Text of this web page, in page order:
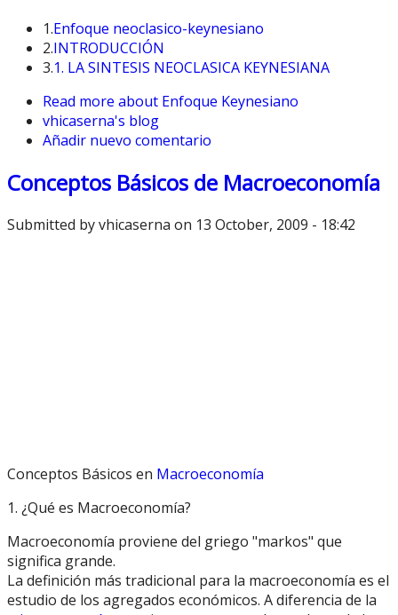
1.Enfoque neoclasico-keynesiano
2.INTRODUCCIÓN
3.1. LA SINTESIS NEOCLASICA KEYNESIANA
Read more about Enfoque Keynesiano
vhicaserna's blog
Añadir nuevo comentario
Conceptos Básicos de Macroeconomía
Submitted byvhicaserna on 13 October, 2009 - 18:42
Conceptos Básicos en Macroeconomía
1. ¿Qué es Macroeconomía?
Macroeconomía proviene del griego "markos" que
significa grande.
La definición más tradicional para la macroeconomía es el
estudio de los agregados económicos. A diferencia de la